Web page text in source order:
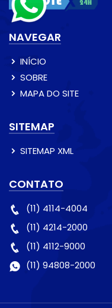
NAVEGAR
INÍCIO
SOBRE
MAPA DO SITE
SITEMAP
SITEMAP XML
CONTATO
(11) 4114-4004
(11) 4214-2000
(11) 4112-9000
(11) 94808-2000